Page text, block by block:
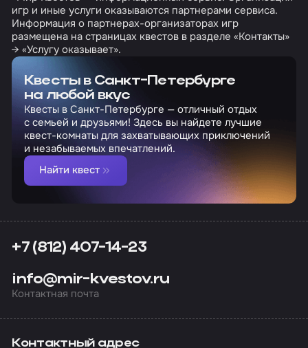
игр и иные услуги оказываются партнерами сервиса.
Информация о партнерах-организаторах игр
размещена на страницах квестов в разделе «Контакты»
→ «Услугу оказывает».
Квесты в Санкт-Петербурге
на любой вкус
Квесты в Санкт-Петербурге — отличный отдых
с семьей и друзьями! Здесь вы найдете лучшие
квест-комнаты для захватывающих приключений
и незабываемых впечатлений.
Найти квест
+7 (812) 407-14-23
info@mir-kvestov.ru
Контактная почта
Контактный адрес